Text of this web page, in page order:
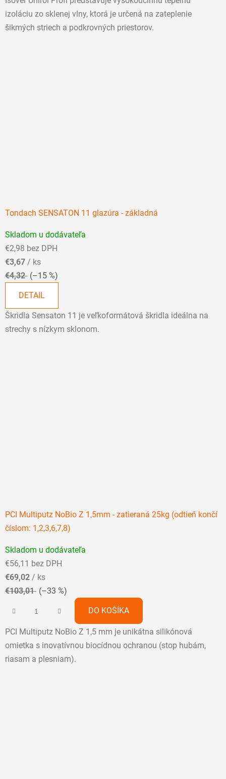
hviezdičiek.
izoláciu zo sklenej vlny, ktorá je určená na zateplenie
šikmých striech a podkrovných priestorov.
Tondach SENSATON 11 glazúra - základná
hodnotenie
produktu
je
5,0
5
Skladom u dodávateľa
€2,98 bez DPH
€3,67 / ks
€4,32 (–15 %)
DETAIL
Škridla Sensaton 11 je veľkoformátová škridla ideálna na
strechy s nízkym sklonom.
PCI Multiputz NoBio Z 1,5mm - zatieraná 25kg (odtieň končí
číslom: 1,2,3,6,7,8)
hodnotenie
produktu
je
4,8
hviezdičiek.
Skladom u dodávateľa
€56,11 bez DPH
€69,02 / ks
€103,01 (–33 %)
DO KOŠÍKA
PCI Multiputz NoBio Z 1,5 mm je unikátna silikónová
omietka s inovatívnou biocídnou ochranou (stop hubám,
riasam a plesniam).